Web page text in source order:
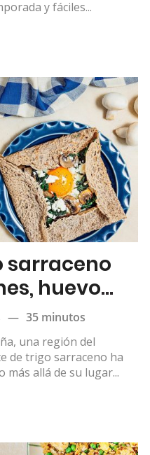
y fáciles...
sarraceno
huevo
— 35 minutos
una región del
de trigo sarraceno ha
más allá de su lugar...